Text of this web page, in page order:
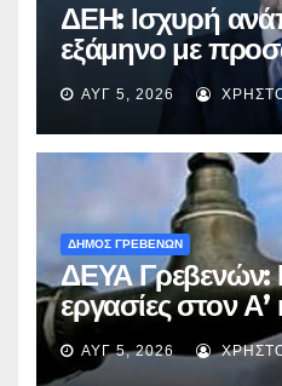
ΔΕΗ: Ισχυρή
εξάμηνο με
EBITDA στα
ΑΥΓ 5, 2026
ΔΗΜΟΣ ΓΡΕΒΕΝΩΝ
ΔΕΥΑ Γρεβενών:
εργασίες στον
ύδρευσης –
επηρεάζονται
ΑΥΓ 5, 2026